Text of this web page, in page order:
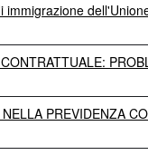
immigrazione
PREVIDENZA